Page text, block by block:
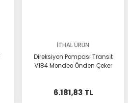
İTHAL ÜRÜN
Direksiyon Pompası Transit
V184 Mondeo Önden Çeker
6.181,83 TL